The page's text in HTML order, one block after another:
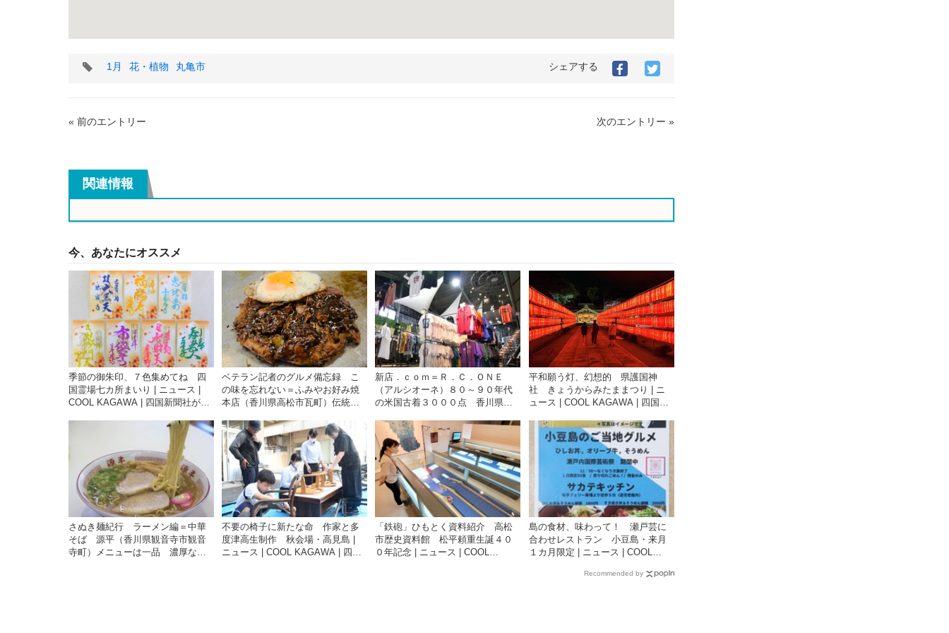
タ
1月 花・植物 丸亀市 シェアする
Facebook
シ
ア
Twitter
シ
« 前のエントリー 次のエントリー »
関連情報
今、あなたにオススメ
季節の御朱印、７色集めてね 四
国霊場七カ所まいり | ニュース |
COOL KAGAWA | 四国新聞社が提
ベテラン記者のグルメ備忘録 こ
の味を忘れない＝ふみやお好み焼
本店（香川県高松市瓦町）伝統の
KAGAWA | 四国新聞社が提供する
香川の観光情報サイト
新店．ｃｏｍ＝Ｒ．Ｃ．ＯＮＥ
（アルシオーネ）８０～９０年代
の米国古着３０００点 香川県坂
COOL KAGAWA | 四国新聞社が提
供する香川の観光情報サイト
平和願う灯、幻想的 県護国神
社 きょうからみたままつり | ニ
ュース | COOL KAGAWA | 四国新
イト
さぬき麺紀行 ラーメン編＝中華
そば 源平（香川県観音寺市観音
寺町）メニューは一品 濃厚な豚
不要の椅子に新たな命 作家と多
度津高生制作 秋会場・高見島 |
ニュース | COOL KAGAWA | 四国
「鉄砲」ひもとく資料紹介 高松
市歴史資料館 松平頼重生誕４０
０年記念 | ニュース | COOL
島の食材、味わって！ 瀬戸芸に
合わせレストラン 小豆島・来月
１カ月限定 | ニュース | COOL
香川の観光情報サイト
Recommended by